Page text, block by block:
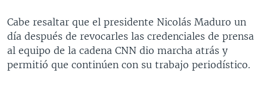
Cabe resaltar que el presidente Nicolás Maduro un
día después de revocarles las credenciales de prensa
al equipo de la cadena CNN dio marcha atrás y
permitió que continúen con su trabajo periodístico.